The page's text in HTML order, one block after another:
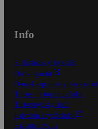
Info
S-Business yrityksille
Oiva-raportit
Osuuskauppojen yhteystiedot
Tilaus- ja toimitusehdot
Tietosuojakäytäntö
Palvelun käyttöehdot
Saavutettavuus